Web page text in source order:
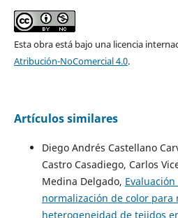
Esta obra está bajo una licencia
Atribución-NoComercial 4.0.
Artículos similares
Diego Andrés Castellano
Castro Casadiego, Carlos
Medina Delgado,
normalización de color para
heterogeneidad de tejidos